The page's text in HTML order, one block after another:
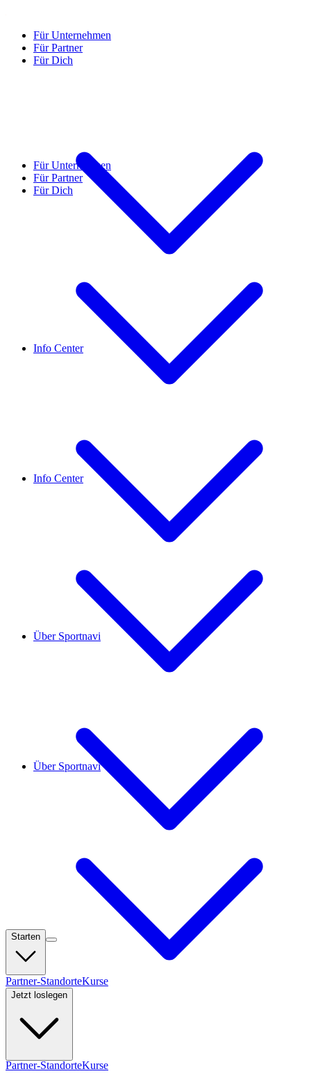
Für Unternehmen
Für Partner
Für Dich
Info Center
Über Sportnavi
Starten
Partner-StandorteKurse
Jetzt loslegen
Für Unternehmen
Für Partner
Für Dich
Info Center
Über Sportnavi
Partner-StandorteKurse